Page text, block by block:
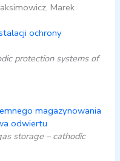
Marek
ochrony
protection systems of
magazynowania
odwiertu
storage – cathodic